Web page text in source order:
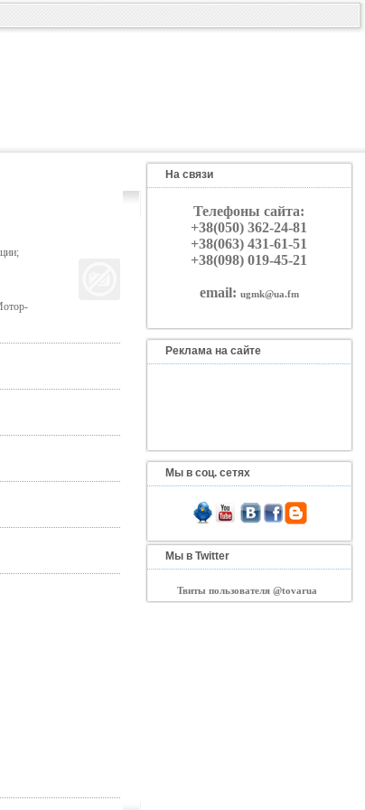
На связи
Телефоны сайта:
+38(050) 362-24-81
+38(063) 431-61-51
+38(098) 019-45-21
email: ugmk@ua.fm
Реклама на сайте
Мы в соц. сетях
Мы в Twitter
Твиты пользователя @tovarua